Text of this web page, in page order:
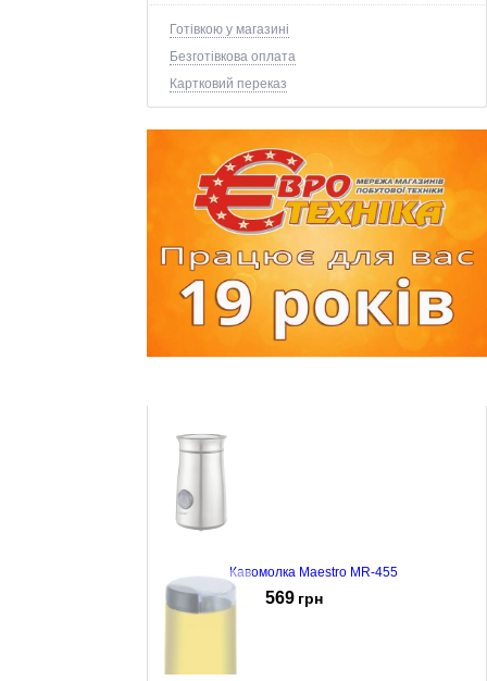
Готівкою у магазині
Безготівкова оплата
Картковий переказ
Кавомолка Maestro MR-455
569 грн